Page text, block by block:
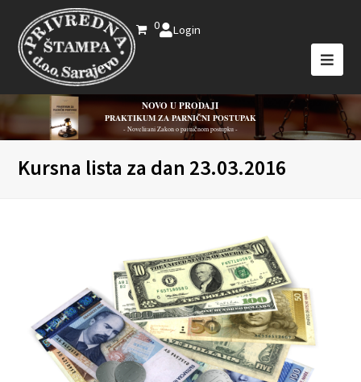
0 Login
NOVO U PRODAJI
PRAKTIKUM ZA PARNIČNI POSTUPAK
- Novelirani Zakon o parničnom postupku -
Kursna lista za dan 23.03.2016